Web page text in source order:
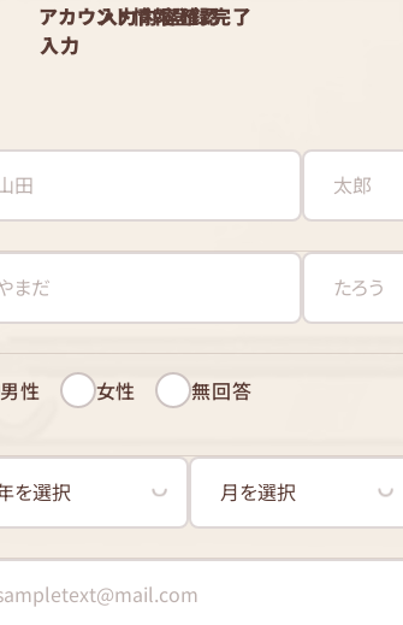
アカウント情報
入力
入力内容確認
登録完了
男性 女性 無回答